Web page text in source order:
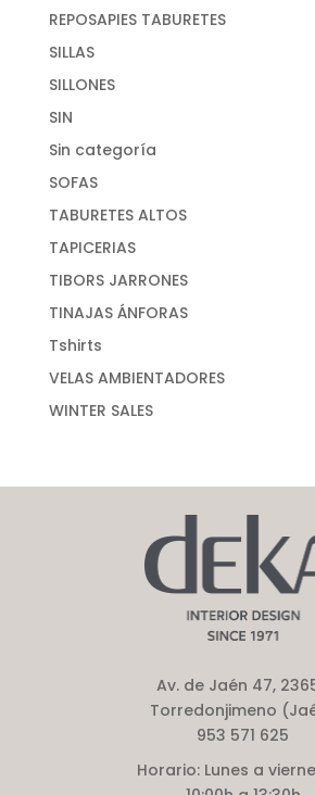
REPOSAPIES TABURETES
SILLAS
SILLONES
SIN
Sin categoría
SOFAS
TABURETES ALTOS
TAPICERIAS
TIBORS JARRONES
TINAJAS ÁNFORAS
Tshirts
VELAS AMBIENTADORES
WINTER SALES
Av. de Jaén 47,
Torredonjimeno
953 571 625
Horario:Lunes a